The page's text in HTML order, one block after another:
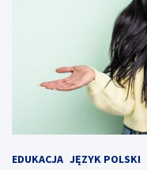
EDUKACJA JĘZYK POLSKI